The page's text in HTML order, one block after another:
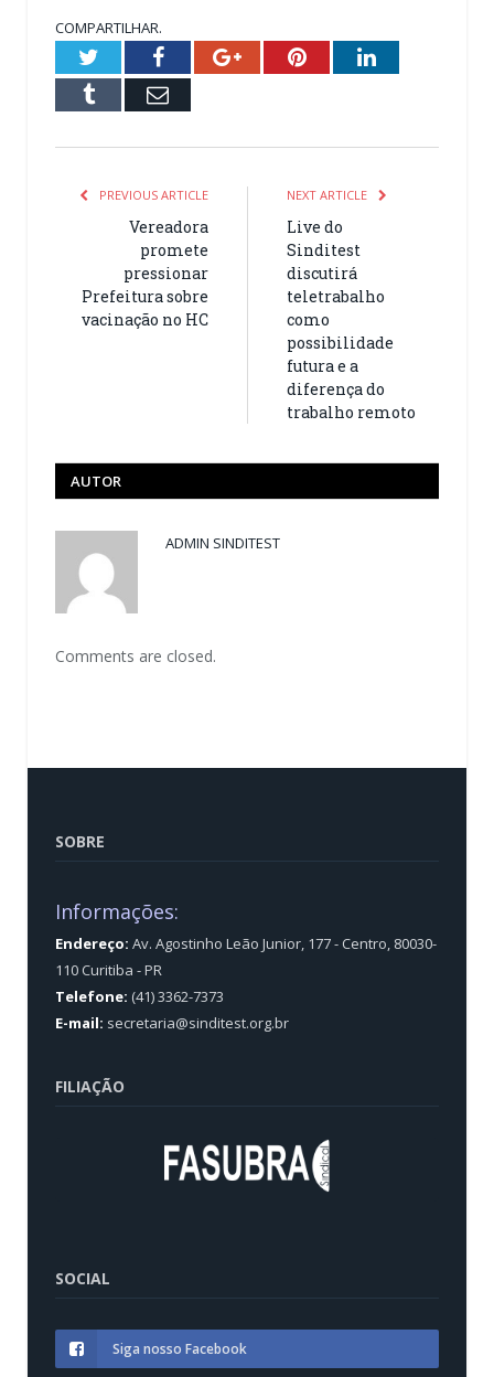
COMPARTILHAR.
TwitterFacebookGoogle+PinterestLinkedIn
Tumblr Email
PREVIOUS ARTICLE
Vereadora
promete
pressionar
Prefeitura sobre
vacinação no HC
NEXT ARTICLE
Live do
Sinditest
discutirá
teletrabalho
como
possibilidade
futura e a
diferença do
trabalho remoto
AUTOR
ADMIN SINDITEST
Comments are closed.
SOBRE
Informações:
Endereço: Av. Agostinho Leão Junior, 177 - Centro, 80030-
110 Curitiba - PR
Telefone: (41) 3362-7373
E-mail: secretaria@sinditest.org.br
FILIAÇÃO
SOCIAL
Siga nosso Facebook